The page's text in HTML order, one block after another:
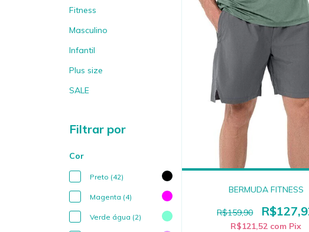
Fitness
Masculino
Infantil
Plus size
SALE
Filtrar por
Cor
Preto (42)
Magenta (4)
Verde água (2)
BERMUDA FITNESS
R$159,90
R$121,52 com Pix